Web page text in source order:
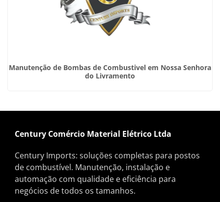
Manutenção de Bombas de Combustivel em Nossa Senhora
do Livramento
Century Comércio Material Elétrico Ltda
Century Imports: soluções completas para postos
de combustível. Manutenção, instalação e
automação com qualidade e eficiência para
negócios de todos os tamanhos.